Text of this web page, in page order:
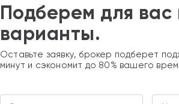
Подберем для
варианты.
Оставьте заявку, брокер подберет
минут и сэкономит до 80% вашего